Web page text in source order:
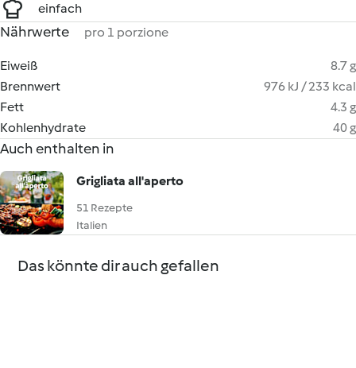
einfach
Nährwerte pro 1 porzione
Eiweiß
8.7 g
Brennwert
976 kJ / 233 kcal
Fett
4.3 g
Kohlenhydrate
40 g
Auch enthalten in
Grigliata all'aperto
51 Rezepte
Italien
Das könnte dir auch gefallen